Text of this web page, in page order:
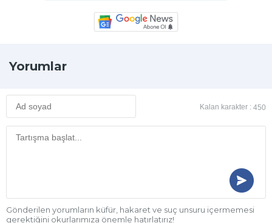
Yorumlar
Kalan karakter : 450
Gönderilen yorumların küfür, hakaret ve suç unsuru içermemesi
gerektiğini okurlarımıza önemle hatırlatırız!